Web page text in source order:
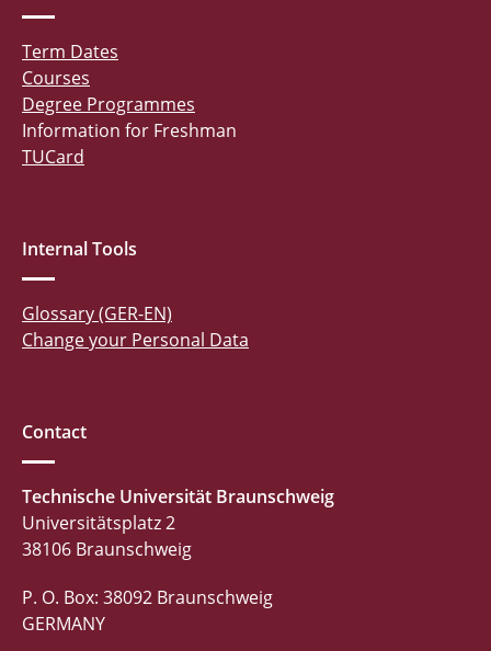
Term Dates
Courses
Degree Programmes
Information for Freshman
TUCard
Internal Tools
Glossary (GER-EN)
Change your Personal Data
Contact
Technische Universität Braunschweig
Universitätsplatz 2
38106 Braunschweig
P. O. Box: 38092 Braunschweig
GERMANY